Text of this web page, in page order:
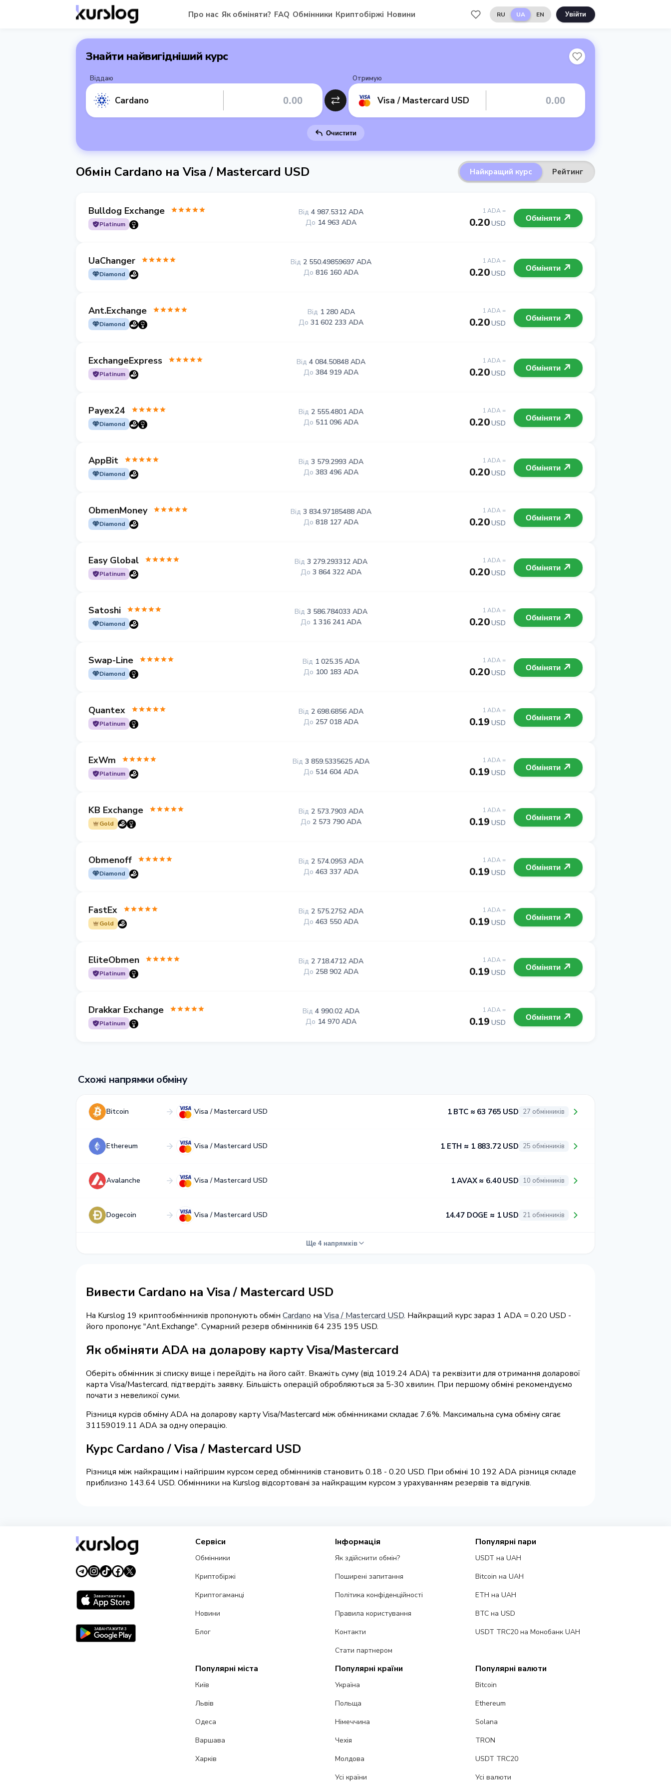
Про нас Як обміняти? FAQ Обмінники Криптобіржі Новини RU UA EN Увійти
Знайти найвигідніший курс
Віддаю
Cardano
Отримую
Visa / Mastercard USD
Очистити
Обмін Cardano на Visa / Mastercard USD Найкращий курс Рейтинг
Bulldog Exchange
Platinum
1 ADA =
0.20USD
Від 4 987.5312 ADA
До 14 963 ADA Обміняти
UaChanger
Diamond
1 ADA =
0.20USD
Від 2 550.49859697 ADA
До 816 160 ADA Обміняти
Ant.Exchange
Diamond
1 ADA =
0.20USD
Від 1 280 ADA
До 31 602 233 ADA Обміняти
ExchangeExpress
Platinum
1 ADA =
0.20USD
Від 4 084.50848 ADA
До 384 919 ADA Обміняти
Payex24
Diamond
1 ADA =
0.20USD
Від 2 555.4801 ADA
До 511 096 ADA Обміняти
AppBit
Diamond
1 ADA =
0.20USD
Від 3 579.2993 ADA
До 383 496 ADA Обміняти
ObmenMoney
Diamond
1 ADA =
0.20USD
Від 3 834.97185488 ADA
До 818 127 ADA Обміняти
Easy Global
Platinum
1 ADA =
0.20USD
Від 3 279.293312 ADA
До 3 864 322 ADA Обміняти
Satoshi
Diamond
1 ADA =
0.20USD
Від 3 586.784033 ADA
До 1 316 241 ADA Обміняти
Swap-Line
Diamond
1 ADA =
0.20USD
Від 1 025.35 ADA
До 100 183 ADA Обміняти
Quantex
Platinum
1 ADA =
0.19 USD
Від 2 698.6856 ADA
До 257 018 ADA Обміняти
ExWm
Platinum
1 ADA =
0.19 USD
Від 3 859.5335625 ADA
До 514 604 ADA Обміняти
KB Exchange
Gold
1 ADA =
0.19 USD
Від 2 573.7903 ADA
До 2 573 790 ADA Обміняти
Obmenoff
Diamond
1 ADA =
0.19 USD
Від 2 574.0953 ADA
До 463 337 ADA Обміняти
FastEx
Gold
1 ADA =
0.19 USD
Від 2 575.2752 ADA
До 463 550 ADA Обміняти
EliteObmen
Platinum
1 ADA =
0.19 USD
Від 2 718.4712 ADA
До 258 902 ADA Обміняти
Drakkar Exchange
Platinum
1 ADA =
0.19 USD
Від 4 990.02 ADA
До 14 970 ADA Обміняти
Схожі напрямки обміну
Bitcoin Visa / Mastercard USD 1 BTC ≈ 63 765 USD 27 обмінників
Ethereum Visa / Mastercard USD 1 ETH ≈ 1 883.72 USD 25 обмінників
Avalanche Visa / Mastercard USD 1 AVAX ≈ 6.40 USD 10 обмінників
Dogecoin Visa / Mastercard USD 14.47 DOGE ≈ 1 USD 21 обмінників
Ще 4 напрямків
Вивести Cardano на Visa / Mastercard USD
На Kurslog 19 криптообмінників пропонують обмін Cardano на Visa / Mastercard USD. Найкращий курс зараз 1 ADA = 0.20 USD -
його пропонує "Ant.Exchange". Сумарний резерв обмінників 64 235 195 USD.
Як обміняти ADA на доларову карту Visa/Mastercard
Оберіть обмінник зі списку вище і перейдіть на його сайт. Вкажіть суму (від 1019.24 ADA) та реквізити для отримання доларової
карта Visa/Mastercard, підтвердіть заявку. Більшість операцій обробляються за 5-30 хвилин. При першому обміні рекомендуємо
почати з невеликої суми.
Різниця курсів обміну ADA на доларову карту Visa/Mastercard між обмінниками складає 7.6%. Максимальна сума обміну сягає
31159019.11 ADA за одну операцію.
Курс Cardano / Visa / Mastercard USD
Різниця між найкращим і найгіршим курсом серед обмінників становить 0.18 - 0.20 USD. При обміні 10 192 ADA різниця складе
приблизно 143.64 USD. Обмінники на Kurslog відсортовані за найкращим курсом з урахуванням резервів та відгуків.
Сервіси
Обмінники
Криптобіржі
Криптогаманці
Новини
Блог
Інформація
Як здійснити обмін?
Поширені запитання
Політика конфіденційності
Правила користування
Контакти
Стати партнером
Популярні пари
USDT на UAH
Bitcoin на UAH
ETH на UAH
BTC на USD
USDT TRC20 на Монобанк UAH
Популярні міста
Київ
Львів
Одеса
Варшава
Харків
Популярні країни
Україна
Польща
Німеччина
Чехія
Молдова
Усі країни
Популярні валюти
Bitcoin
Ethereum
Solana
TRON
USDT TRC20
Усі валюти